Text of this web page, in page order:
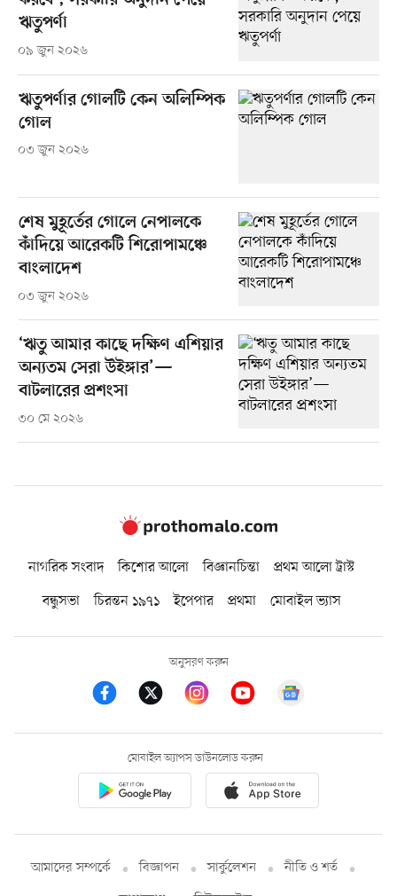
ঋতুপর্ণা
০৯ জুন ২০২৬
ঋতুপর্ণার গোলটি কেন অলিম্পিক
গোল
০৩ জুন ২০২৬
শেষ মুহূর্তের গোলে নেপালকে
কাঁদিয়ে আরেকটি শিরোপামঞ্চে
বাংলাদেশ
০৩ জুন ২০২৬
‘ঋতু আমার কাছে দক্ষিণ এশিয়ার
অন্যতম সেরা উইঙ্গার’—
বাটলারের প্রশংসা
৩০ মে ২০২৬
নাগরিক সংবাদ কিশোর আলো বিজ্ঞানচিন্তা
প্রথম আলো ট্রাস্ট
বন্ধুসভা
চিরন্তন ১৯৭১ ইপেপার প্রথমা মোবাইল ভ্যাস
অনুসরণ করুন
মোবাইল অ্যাপস ডাউনলোড করুন
আমাদের সম্পর্কে বিজ্ঞাপন সার্কুলেশন
নীতি ও শর্ত